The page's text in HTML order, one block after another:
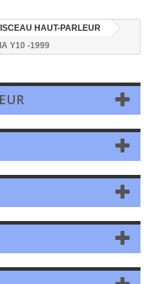
HAUT-PARLEUR
Y10 -1999